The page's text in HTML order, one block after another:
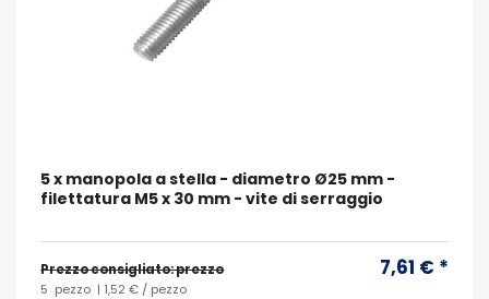
5 x manopola a stella - diametro Ø25 mm -
filettatura M5 x 30 mm - vite di serraggio
Prezzo consigliato: prezzo 7,61 € *
5 pezzo | 1,52 € / pezzo